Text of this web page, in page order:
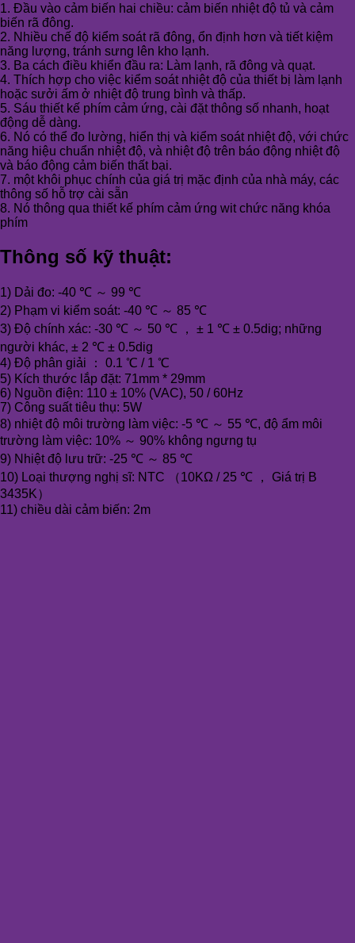
1. Đầu vào cảm biến hai chiều: cảm biến nhiệt độ tủ và cảm
biến rã đông.
2. Nhiều chế độ kiểm soát rã đông, ổn định hơn và tiết kiệm
năng lượng, tránh sưng lên kho lạnh.
3. Ba cách điều khiển đầu ra: Làm lạnh, rã đông và quạt.
4. Thích hợp cho việc kiểm soát nhiệt độ của thiết bị làm lạnh
hoặc sưởi ấm ở nhiệt độ trung bình và thấp.
5. Sáu thiết kế phím cảm ứng, cài đặt thông số nhanh, hoạt
động dễ dàng.
6. Nó có thể đo lường, hiển thị và kiểm soát nhiệt độ, với chức
năng hiệu chuẩn nhiệt độ, và nhiệt độ trên báo động nhiệt độ
và báo động cảm biến thất bại.
7. một khôi phục chính của giá trị mặc định của nhà máy, các
thông số hỗ trợ cài sẵn
8. Nó thông qua thiết kế phím cảm ứng wit chức năng khóa
phím
Thông số kỹ thuật:
1) Dải đo: -40 ℃ ～ 99 ℃
2) Phạm vi kiểm soát: -40 ℃ ～ 85 ℃
3) Độ chính xác: -30 ℃ ～ 50 ℃ ， ± 1 ℃ ± 0.5dig; những
người khác, ± 2 ℃ ± 0.5dig
4) Độ phân giải ： 0.1 ℃ / 1 ℃
5) Kích thước lắp đặt: 71mm * 29mm
6) Nguồn điện: 110 ± 10% (VAC), 50 / 60Hz
7) Công suất tiêu thụ: 5W
8) nhiệt độ môi trường làm việc: -5 ℃ ～ 55 ℃, độ ẩm môi
trường làm việc: 10% ～ 90% không ngưng tụ
9) Nhiệt độ lưu trữ: -25 ℃ ～ 85 ℃
10) Loại thượng nghị sĩ: NTC （10KΩ / 25 ℃ ， Giá trị B
3435K）
11) chiều dài cảm biến: 2m